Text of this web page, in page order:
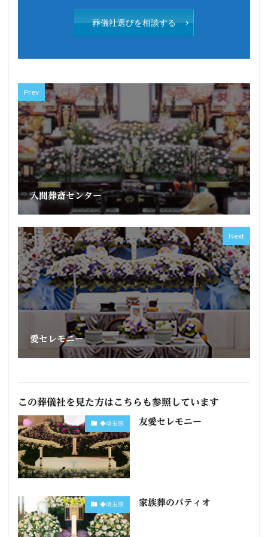
葬儀社選びを相談する
Prev
入間葬斎センター
Next
愛セレモニー
この葬儀社を見た方はこちらも参照しています
◆埼玉県 友愛セレモニー
◆埼玉県 家族葬のパティオ